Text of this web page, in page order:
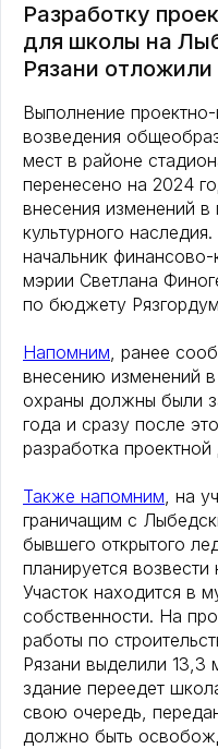
Разработку
для школы на
Рязани отложили
Выполнение
возведения
мест в районе
перенесено на 2024
внесения изменений
культурного
начальник финансово-
мэрии Светлана
по бюджету
Напомним, ранее
внесению изменений
охраны должны были
года и сразу после
разработка
Также напомним, на
граничащим с
бывшего открытого
планируется
Участок находится в
собственности. На
работы по
Рязани выделили 13,3
здание переедет
свою очередь,
должно быть